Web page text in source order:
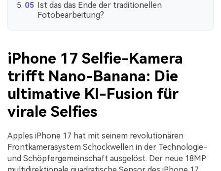
Ist das das Ende der traditionellen
Fotobearbeitung?
iPhone 17 Selfie-Kamera
trifft Nano-Banana: Die
ultimative KI-Fusion für
virale Selfies
Apples iPhone 17 hat mit seinem revolutionären
Frontkamerasystem Schockwellen in der Technologie-
und Schöpfergemeinschaft ausgelöst. Der neue 18MP